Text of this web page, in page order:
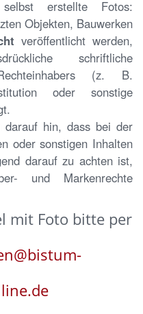
erstellte Fotos:
Objekten, Bauwerken
veröffentlicht werden,
schriftliche
(z. B.
oder sonstige
darauf hin, dass bei der
oder sonstigen Inhalten
darauf zu achten ist,
und Markenrechte
mit Foto bitte per